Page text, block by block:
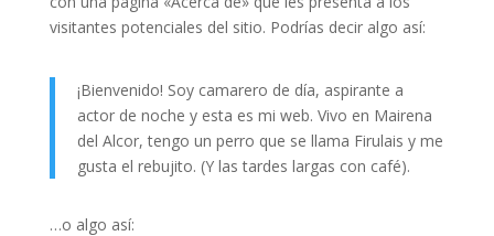
visitantes potenciales del sitio. Podrías decir algo así:
¡Bienvenido! Soy camarero de día, aspirante a
actor de noche y esta es mi web. Vivo en Mairena
del Alcor, tengo un perro que se llama Firulais y me
gusta el rebujito. (Y las tardes largas con café).
…o algo así: